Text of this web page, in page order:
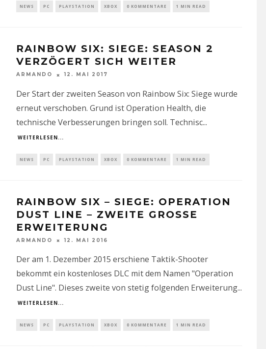
NEWS PC PLAYSTATION XBOX 0 KOMMENTARE 1 MIN READ
RAINBOW SIX: SIEGE: SEASON 2
VERZÖGERT SICH WEITER
ARMANDO 12. MAI 2017
Der Start der zweiten Season von Rainbow Six: Siege wurde
erneut verschoben. Grund ist Operation Health, die
technische Verbesserungen bringen soll. Technisc...
WEITERLESEN...
NEWS PC PLAYSTATION XBOX 0 KOMMENTARE 1 MIN READ
RAINBOW SIX – SIEGE: OPERATION
DUST LINE – ZWEITE GROSSE E
RWEITERUNG
ARMANDO 12. MAI 2016
Der am 1. Dezember 2015 erschiene Taktik-Shooter
bekommt ein kostenloses DLC mit dem Namen "Operation
Dust Line". Dieses zweite von stetig folgenden Erweiterung...
WEITERLESEN...
NEWS PC PLAYSTATION XBOX 0 KOMMENTARE 1 MIN READ